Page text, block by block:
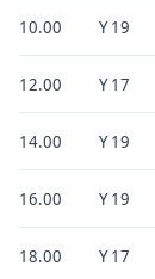
10.00 Y 19
12.00 Y 17
14.00 Y 19
16.00 Y 19
18.00 Y 17